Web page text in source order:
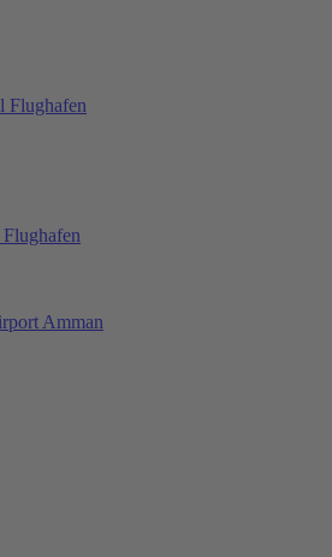
Flughafen
Amman